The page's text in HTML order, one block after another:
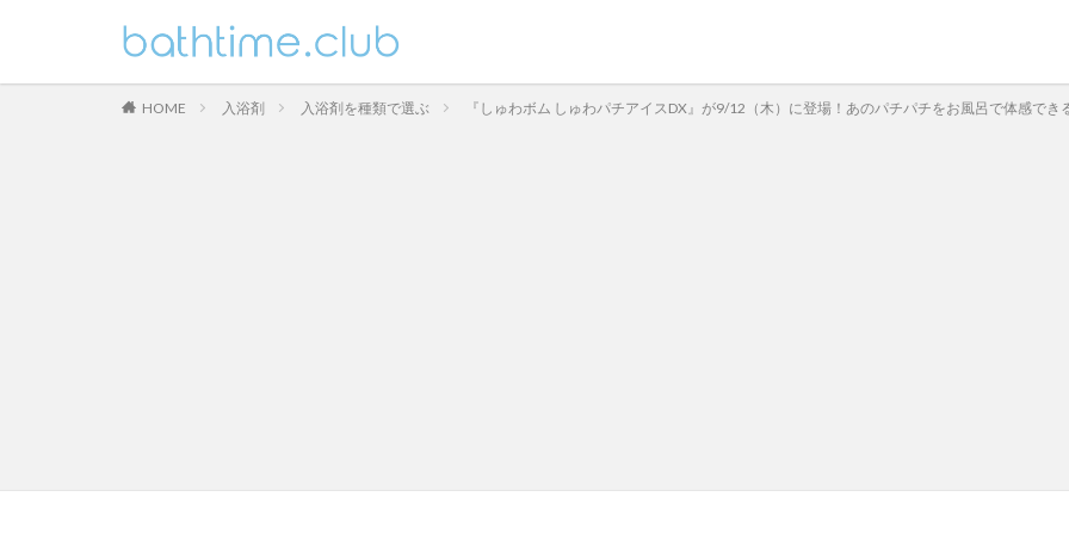
HOME 入浴剤 入浴剤を種類で選ぶ 『しゅわボム しゅわパチアイスDX』が9/12（木）に登場！あのパチパチをお風呂で体感でき